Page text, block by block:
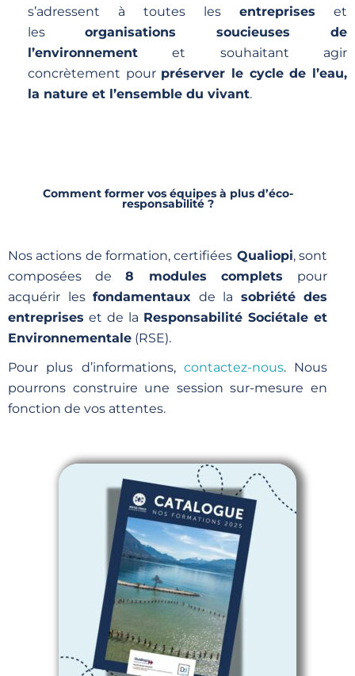
s’adressent à toutes les entreprises et
les organisations soucieuses de
l’environnement et souhaitant agir
concrètement pour préserver le cycle de l’eau,
la nature et l’ensemble du vivant.
Comment former vos équipes à plus d’éco-
responsabilité ?
Nos actions de formation, certifiées Qualiopi, sont
composées de8 modules complets pour
acquérir les fondamentaux de la sobriété des
entreprises et de la Responsabilité Sociétale et
Environnementale (RSE).
Pour plus d’informations, contactez-nous. Nous
pourrons construire une session sur-mesure en
fonction de vos attentes.